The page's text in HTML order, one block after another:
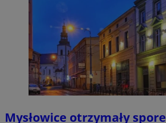
Mysłowice otrzymały spore